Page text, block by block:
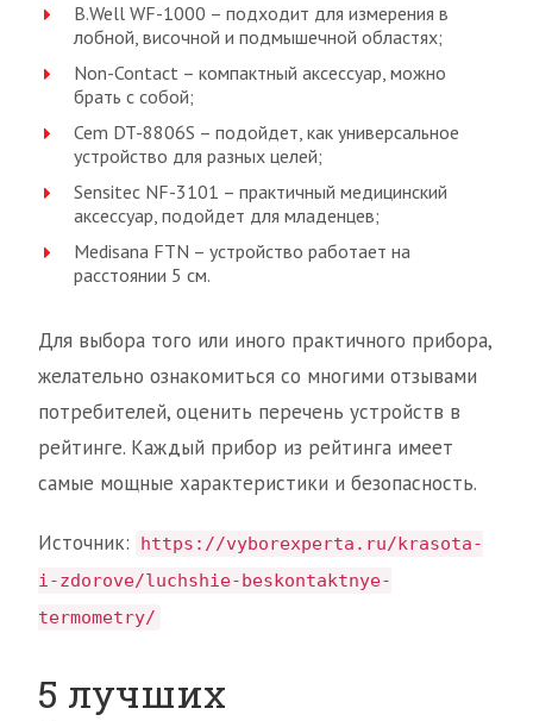
B.Well WF-1000 – подходит для измерения в
лобной, височной и подмышечной областях;
Non-Contact – компактный аксессуар, можно
брать с собой;
Cem DT-8806S – подойдет, как универсальное
устройство для разных целей;
Sensitec NF-3101 – практичный медицинский
аксессуар, подойдет для младенцев;
Medisana FTN – устройство работает на
расстоянии 5 см.
Для выбора того или иного практичного прибора,
желательно ознакомиться со многими отзывами
потребителей, оценить перечень устройств в
рейтинге. Каждый прибор из рейтинга имеет
самые мощные характеристики и безопасность.
Источник:
https://vyborexperta.ru/krasota-
i-zdorove/luchshie-beskontaktnye-
termometry/
5 лучших